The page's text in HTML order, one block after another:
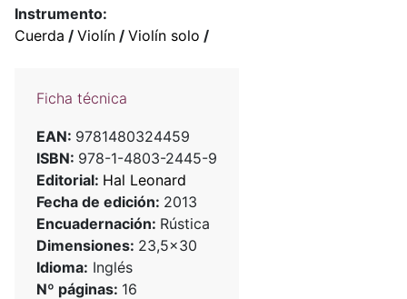
Instrumento:
Cuerda / Violín / Violín solo /
Ficha técnica
EAN: 9781480324459
ISBN: 978-1-4803-2445-9
Editorial: Hal Leonard
Fecha de edición: 2013
Encuadernación: Rústica
Dimensiones: 23,5x30
Idioma: Inglés
Nº páginas: 16